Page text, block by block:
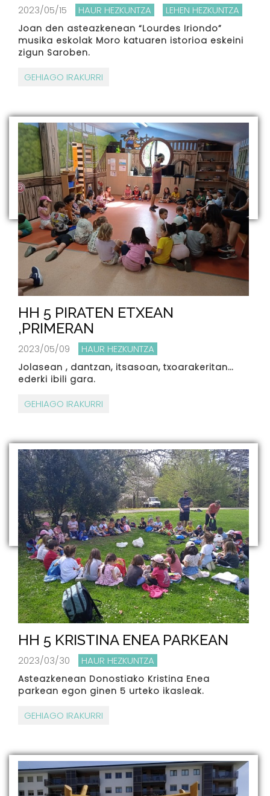
2023/05/15 HAUR HEZKUNTZA LEHEN HEZKUNTZA
Joan den asteazkenean “Lourdes Iriondo”
musika eskolak Moro katuaren istorioa eskeini
zigun Saroben.
GEHIAGO IRAKURRI
HH 5 PIRATEN ETXEAN
,PRIMERAN
2023/05/09 HAUR HEZKUNTZA
Jolasean , dantzan, itsasoan, txoarakeritan…
ederki ibili gara.
GEHIAGO IRAKURRI
HH 5 KRISTINA ENEA PARKEAN
2023/03/30 HAUR HEZKUNTZA
Asteazkenean Donostiako Kristina Enea
parkean egon ginen 5 urteko ikasleak.
GEHIAGO IRAKURRI